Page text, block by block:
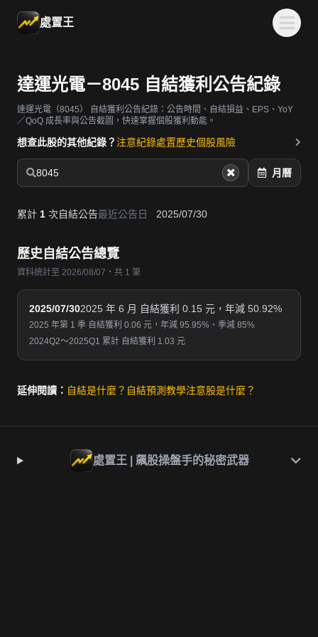
處置王
達運光電－8045 自結獲利公告紀錄
達運光電（8045）
自結獲利公告紀錄：公告時間、自結損益、EPS、YoY
／QoQ 成長率與公告截圖，快速掌握個股獲利動能。
想查此股的其他紀錄？ 注意紀錄處置歷史個股風險
8045 月曆
累計 1 次自結公告最近公告日 2025/07/30
歷史自結公告總覽
資料統計至 2026/08/07・共 1 筆
2025/07/302025 年 6 月 自結獲利 0.15 元，年減 50.92%
2025 年第 1 季 自結獲利 0.06 元，年減 95.95%、季減 85%
2024Q2～2025Q1 累計 自結獲利 1.03 元
延伸閱讀： 自結是什麼？ 自結預測教學注意股是什麼？
處置王 | 飆股操盤手的秘密武器